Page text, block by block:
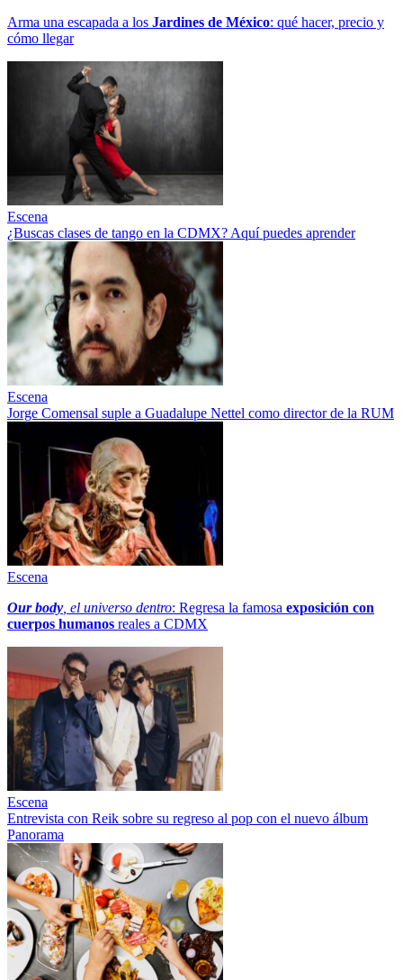
Arma una escapada a los Jardines de México: qué hacer, precio y
cómo llegar
Escena
¿Buscas clases de tango en la CDMX? Aquí puedes aprender
Escena
Jorge Comensal suple a Guadalupe Nettel como director de la RUM
Escena
Our body , el universo dentro: Regresa la famosa exposición con
cuerpos humanos reales a CDMX
Escena
Entrevista con Reik sobre su regreso al pop con el nuevo álbum
Panorama